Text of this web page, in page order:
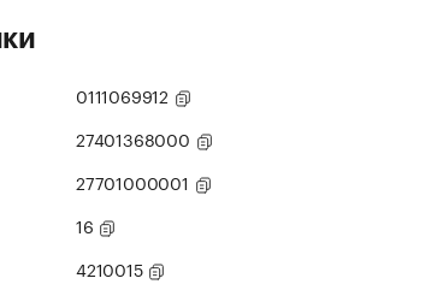
0111069912
27401368000
27701000001
16
4210015